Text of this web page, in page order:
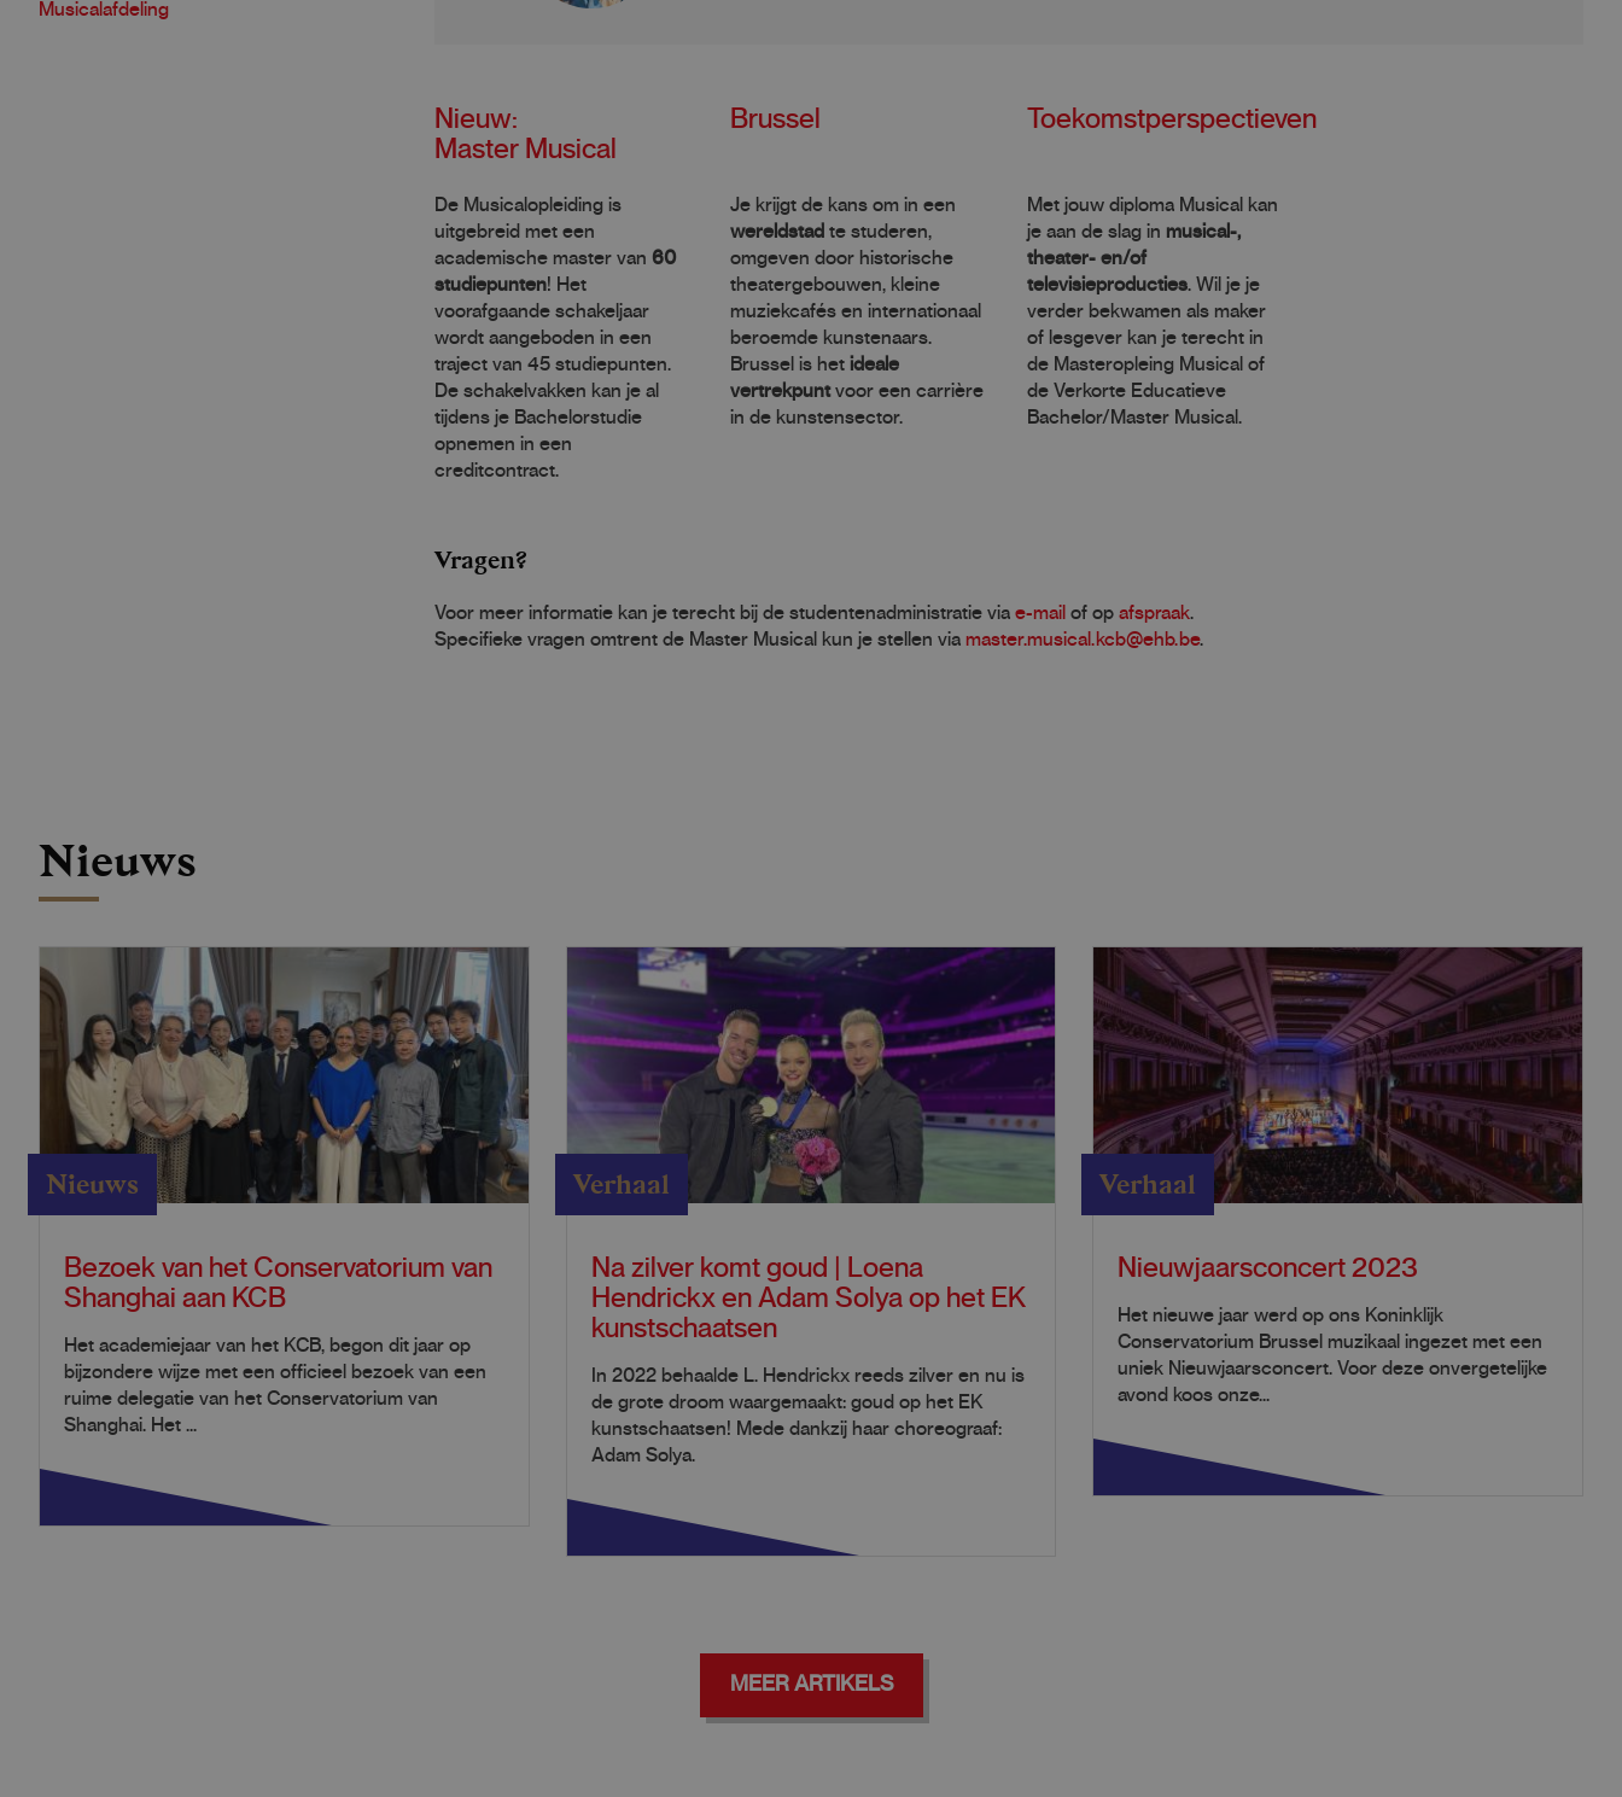
Musicalafdeling
Nieuw:
Master Musical
De Musicalopleiding is
uitgebreid met een
academische master van 60
studiepunten! Het
voorafgaande schakeljaar
wordt aangeboden in een
traject van 45 studiepunten.
De schakelvakken kan je al
tijdens je Bachelorstudie
opnemen in een
creditcontract.
Brussel
Je krijgt de kans om in een
wereldstad te studeren,
omgeven door historische
theatergebouwen, kleine
muziekcafés en internationaal
beroemde kunstenaars.
Brussel is hetideale
vertrekpuntvoor een carrière
in de kunstensector.
Toekomstperspectieven
Met jouw diploma Musical kan
je aan de slag in musical-,
theater- en/of
televisieproducties. Wil je je
verder bekwamen als maker
of lesgever kan je terecht in
de Masteropleing Musical of
de Verkorte Educatieve
Bachelor/Master Musical.
Vragen?
Voor meer informatie kan je terecht bij de studentenadministratie via e-mail of op afspraak.
Specifieke vragen omtrent de Master Musical kun je stellen via master.musical.kcb@ehb.be.
Nieuws
Nieuws
Bezoek van het Conservatorium van
Shanghai aan KCB
Het academiejaar van het KCB, begon dit jaar op
bijzondere wijze met een officieel bezoek van een
ruime delegatie van het Conservatorium van
Shanghai. Het ...
Verhaal
Na zilver komt goud | Loena
Hendrickx en Adam Solya op het EK
kunstschaatsen
In 2022 behaalde L. Hendrickx reeds zilver en nu is
de grote droom waargemaakt: goud op het EK
kunstschaatsen! Mede dankzij haar choreograaf:
Adam Solya.
Verhaal
Nieuwjaarsconcert 2023
Het nieuwe jaar werd op ons Koninklijk
Conservatorium Brussel muzikaal ingezet met een
uniek Nieuwjaarsconcert. Voor deze onvergetelijke
avond koos onze...
MEER ARTIKELS